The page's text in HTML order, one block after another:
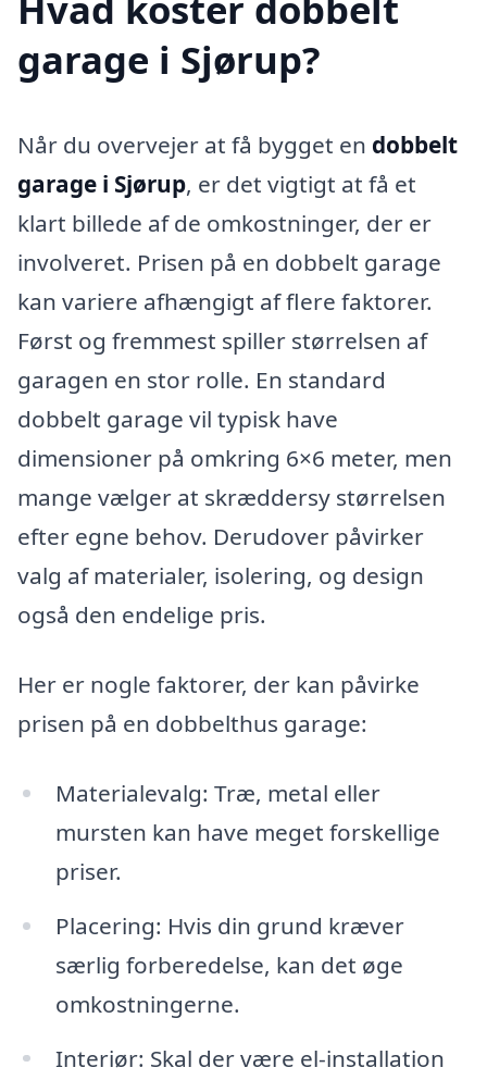
garage i Sjørup?
Når du overvejer at få bygget en dobbelt
garage i Sjørup, er det vigtigt at få et
klart billede af de omkostninger, der er
involveret. Prisen på en dobbelt garage
kan variere afhængigt af flere faktorer.
Først og fremmest spiller størrelsen af
garagen en stor rolle. En standard
dobbelt garage vil typisk have
dimensioner på omkring 6×6 meter, men
mange vælger at skræddersy størrelsen
efter egne behov. Derudover påvirker
valg af materialer, isolering, og design
også den endelige pris.
Her er nogle faktorer, der kan påvirke
prisen på en dobbelthus garage:
Materialevalg: Træ, metal eller
mursten kan have meget forskellige
priser.
Placering: Hvis din grund kræver
særlig forberedelse, kan det øge
omkostningerne.
Interiør: Skal der være el-installation